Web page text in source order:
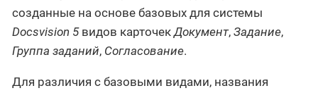
созданные на основе базовых для системы
Docsvision 5видов карточекДокумент, Задание,
Группа заданий, Согласование.
Для различия с базовыми видами, названия